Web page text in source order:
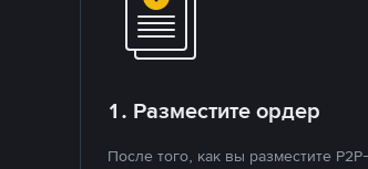
1. Разместите ордер
После того, как вы разместите